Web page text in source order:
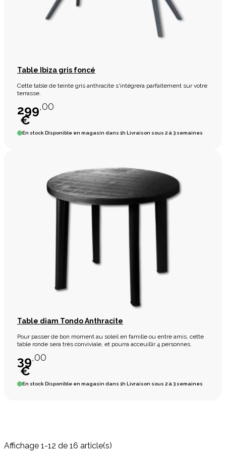
Table Ibiza gris foncé
Cette table de teinte gris anthracite s'intégrera parfaitement sur votre
terrasse.
299,00
€
En stockDisponible en magasin dans 1h Livraison sous 2 à 3 semaines
Table diam Tondo Anthracite
Pour passer de bon moment au soleil en famille ou entre amis, cette
table ronde sera très conviviale, et pourra acceuillir 4 personnes.
39,00
€
En stockDisponible en magasin dans 1h Livraison sous 2 à 3 semaines
Affichage 1-12 de 16 article(s)